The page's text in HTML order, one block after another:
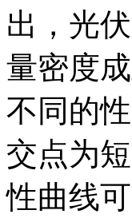
出，光
量密度
不同的
交点为
性曲线